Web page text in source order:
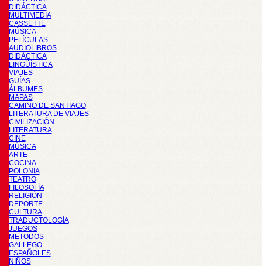
DIDÁCTICA
MULTIMEDIA
CASSETTE
MÚSICA
PELÍCULAS
AUDIOLIBROS
DIDÁCTICA
LINGÜÍSTICA
VIAJES
GUÍAS
ÁLBUMES
MAPAS
CAMINO DE SANTIAGO
LITERATURA DE VIAJES
CIVILIZACIÓN
LITERATURA
CINE
MÚSICA
ARTE
COCINA
POLONIA
TEATRO
FILOSOFÍA
RELIGIÓN
DEPORTE
CULTURA
TRADUCTOLOGÍA
JUEGOS
METODOS
GALLEGO
ESPAÑOLES
NIÑOS